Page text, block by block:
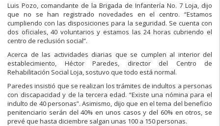
Luis Pozo, comandante de la Brigada de Infantería No. 7 Loja, dijo
que no se han registrado novedades en el centro. “Estamos
cumpliendo con las disposiciones para la seguridad. Se cuenta con
dos oficiales, 40 voluntarios y estamos las 24 horas cubriendo el
centro de reclusión social”.
Acerca de las actividades diarias que se cumplen al interior del
establecimiento, Héctor Paredes, director del Centro de
Rehabilitación Social Loja, sostuvo que todo está normal.
Paredes insistió que se realizan los trámites de indultos a personas
con discapacidad y de la tercera edad. “Existe una nómina para el
indulto de 40 personas”. Asimismo, dijo que en el tema del beneficio
penitenciario serán del 40% en unos casos y del 60% en otros, se
prevé que hasta diciembre salgan unas 100 a 150 personas.